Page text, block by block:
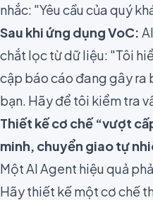
nhắc: "Yêu cầu của quý
Sau khi ứng dụng VoC:
chắt lọc từ dữ liệu: "Tôi
cập báo cáo đang gây ra
bạn. Hãy để tôi kiểm tra
Thiết kế cơ chế “vượt
minh, chuyển giao tự
Một AI Agent hiệu quả
Hãy thiết kế một cơ chế